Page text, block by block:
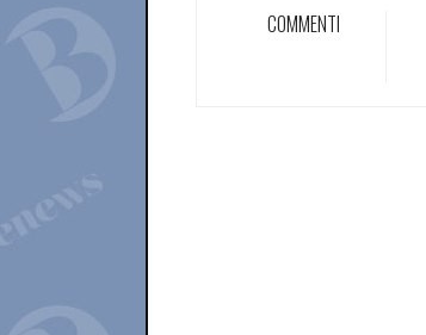
COMMENTI